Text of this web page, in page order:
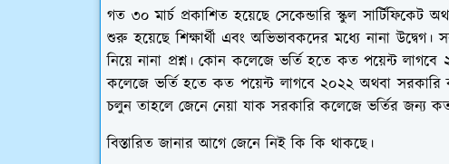
গত ৩০ মার্চ প্রকাশিত হয়েছে সেকেন্ডারি স্কুল
শুরু হয়েছে শিক্ষার্থী এবং অভিভাবকদের মধ্যে নানা
নিয়ে নানা প্রশ্ন। কোন কলেজে ভর্তি হতে কত পয়েন্ট
কলেজে ভর্তি হতে কত পয়েন্ট লাগবে ২০২২ অথবা
চলুন তাহলে জেনে নেয়া যাক সরকারি কলেজে ভর্তির জন্য
বিস্তারিত জানার আগে জেনে নিই কি কি থাকছে।